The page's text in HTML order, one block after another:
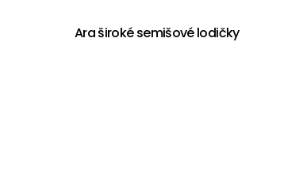
Ara široké semišové lodičky